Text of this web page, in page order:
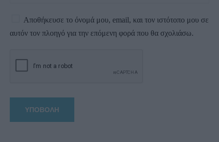
Αποθήκευσε το όνομά μου, email, και τον ιστότοπο μου σε
αυτόν τον πλοηγό για την επόμενη φορά που θα σχολιάσω.